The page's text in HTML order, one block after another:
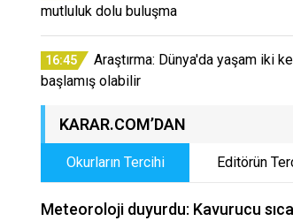
mutluluk dolu buluşma
16:45
Araştırma: Dünya'da yaşam iki
başlamış olabilir
KARAR.COM’DAN
Okurların Tercihi Editörün
Meteoroloji duyurdu: Kavurucu